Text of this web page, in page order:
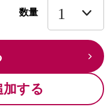
数量
する